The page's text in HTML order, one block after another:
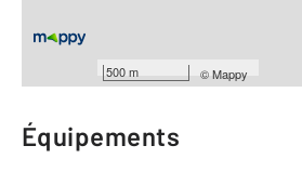
500 m ©Mappy
Nombre de pièces : 1
Année construction : 1970
Équipements